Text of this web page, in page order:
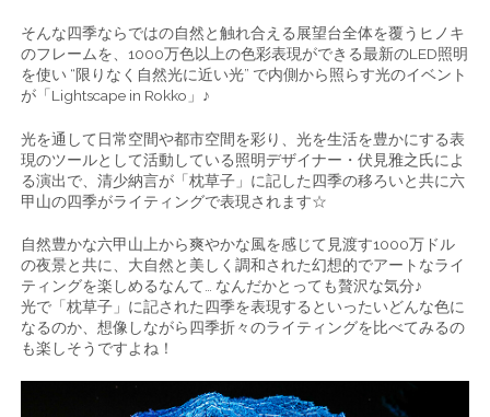
そんな四季ならではの自然と触れ合える展望台全体を覆うヒノキ
のフレームを、1000万色以上の色彩表現ができる最新のLED照明
を使い “限りなく自然光に近い光” で内側から照らす光のイベント
が「Lightscape in Rokko」♪
光を通して日常空間や都市空間を彩り、光を生活を豊かにする表
現のツールとして活動している照明デザイナー・伏見雅之氏によ
る演出で、清少納言が「枕草子」に記した四季の移ろいと共に六
甲山の四季がライティングで表現されます☆
自然豊かな六甲山上から爽やかな風を感じて見渡す1000万ドル
の夜景と共に、大自然と美しく調和された幻想的でアートなライ
ティングを楽しめるなんて… なんだかとっても贅沢な気分♪
光で「枕草子」に記された四季を表現するといったいどんな色に
なるのか、想像しながら四季折々のライティングを比べてみるの
も楽しそうですよね！